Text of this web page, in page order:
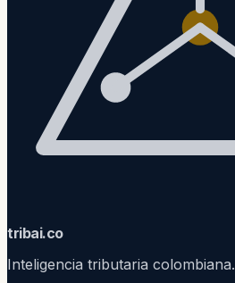
tribai.co
Inteligencia tributaria colombiana.